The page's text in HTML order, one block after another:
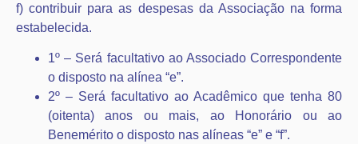
f) contribuir para as despesas da Associação na forma
estabelecida.
1º – Será facultativo ao Associado Correspondente
o disposto na alínea “e”.
2º – Será facultativo ao Acadêmico que tenha 80
(oitenta) anos ou mais, ao Honorário ou ao
Benemérito o disposto nas alíneas “e” e “f”.